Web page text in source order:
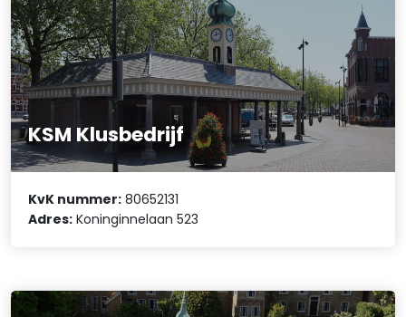
KSM Klusbedrijf
KvK nummer: 80652131
Adres: Koninginnelaan 523